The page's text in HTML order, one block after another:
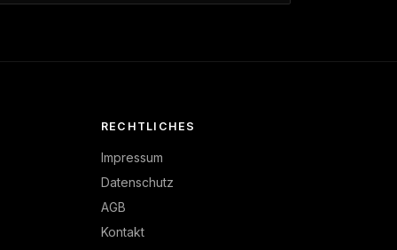
RECHTLICHES
Impressum
Datenschutz
AGB
Kontakt